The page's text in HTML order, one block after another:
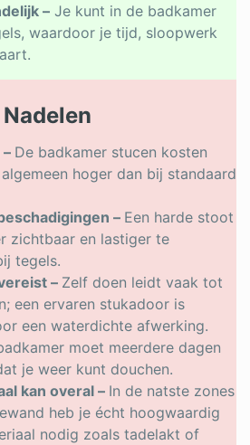
– Je kunt in de badkamer
waardoor je tijd, sloopwerk
Nadelen
De badkamer stucen kosten
hoger dan bij standaard
– Een harde stoot
zichtbaar en lastiger te
tegels.
– Zelf doen leidt vaak tot
een ervaren stukadoor is
een waterdichte afwerking.
moet meerdere dagen
je weer kunt douchen.
kan overal – In de natste zones
heb je écht hoogwaardig
nodig zoals tadelakt of